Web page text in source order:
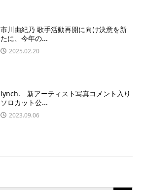
市川由紀乃 歌手活動再開に向け決意を新
たに、今年の...
2025.02.20
lynch. 新アーティスト写真コメント入り
ソロカット公...
2023.09.06